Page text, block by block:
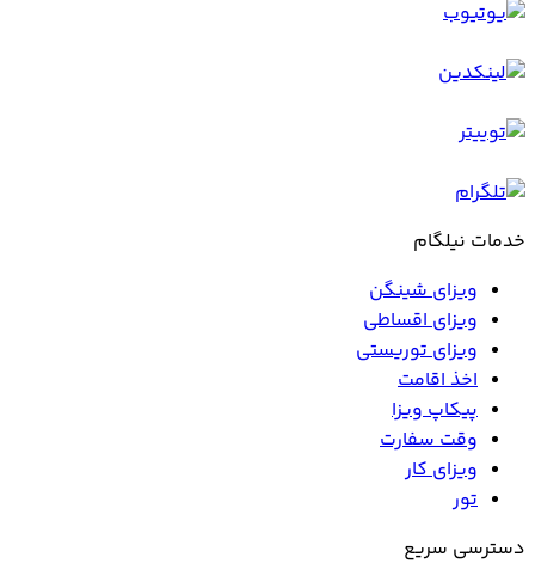
خدمات نیلگام
ویزای شینگن
ویزای اقساطی
ویزای توریستی
اخذ اقامت
پیکاپ ویزا
وقت سفارت
ویزای کار
تور
دسترسی سریع